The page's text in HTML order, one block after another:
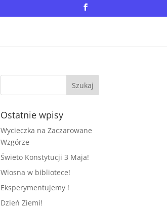
Ostatnie wpisy
Wycieczka na Zaczarowane
Wzgórze
Świeto Konstytucji 3 Maja!
Wiosna w bibliotece!
Eksperymentujemy !
Dzień Ziemi!